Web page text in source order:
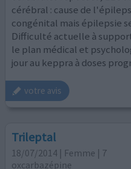
cérébral : cause de
congénital mais épilepsie
Difficulté actuelle à
le plan médical et
jour au keppra à doses
votre avis
Trileptal
18/07/2014 | Femme | 7
oxcarbazépine